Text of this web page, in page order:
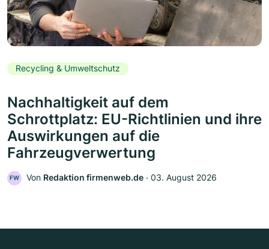
Recycling & Umweltschutz
Nachhaltigkeit auf dem
Schrottplatz: EU-Richtlinien und ihre
Auswirkungen auf die
Fahrzeugverwertung
FW Von Redaktion firmenweb.de ‧ 03. August 2026